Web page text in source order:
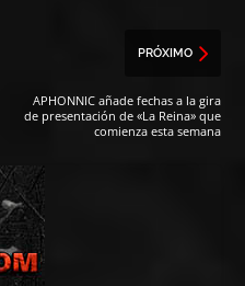
PRÓXIMO
APHONNIC añade fechas a la gira
de presentación de «La Reina» que
comienza esta semana